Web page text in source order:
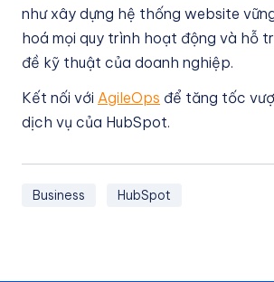
như xây dựng hệ thống website
hoá mọi quy trình hoạt động và hỗ
đề kỹ thuật của doanh nghiệp.
Kết nối với AgileOps để tăng tốc
dịch vụ của HubSpot.
Business HubSpot